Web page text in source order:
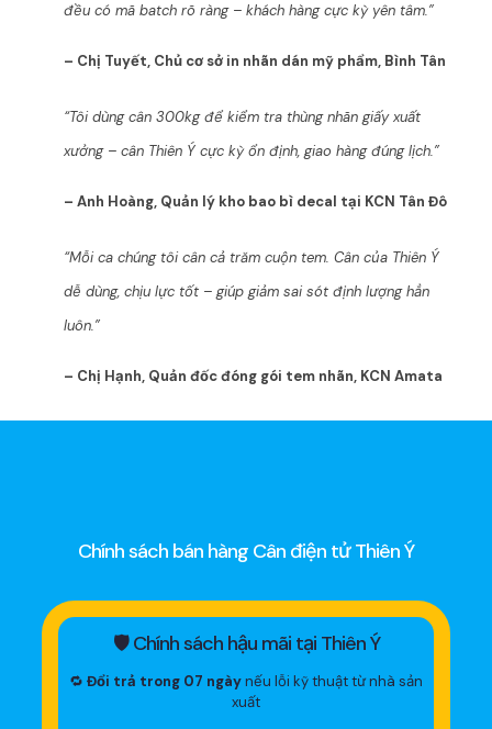
đều có mã batch rõ ràng – khách hàng cực kỳ yên tâm.”
– Chị Tuyết, Chủ cơ sở in nhãn dán mỹ phẩm, Bình Tân
“Tôi dùng cân 300kg để kiểm tra thùng nhãn giấy xuất
xưởng – cân Thiên Ý cực kỳ ổn định, giao hàng đúng lịch.”
– Anh Hoàng, Quản lý kho bao bì decal tại KCN Tân Đô
“Mỗi ca chúng tôi cân cả trăm cuộn tem. Cân của Thiên Ý
dễ dùng, chịu lực tốt – giúp giảm sai sót định lượng hẳn
luôn.”
– Chị Hạnh, Quản đốc đóng gói tem nhãn, KCN Amata
Chính sách bán hàng Cân điện tử Thiên Ý
🛡 Chính sách hậu mãi tại Thiên Ý
🔁 Đổi trả trong 07 ngàynếu lỗi kỹ thuật từ nhà sản
xuất